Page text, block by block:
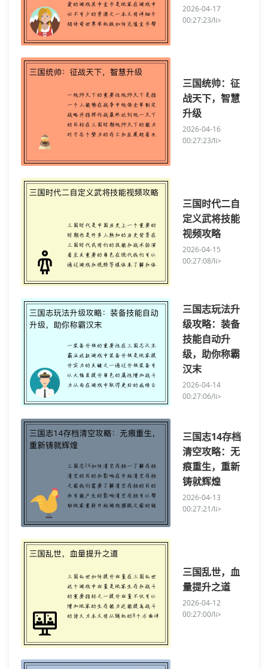
2026-04-17
00:27:23/li>
三国统帅：征
战天下，智慧
升级
2026-04-16
00:27:23/li>
三国时代二自
定义武将技能
视频攻略
2026-04-15
00:27:08/li>
三国志玩法升
级攻略：装备
技能自动升
级，助你称霸
汉末
2026-04-14
00:27:06/li>
三国志14存档
清空攻略：无
痕重生，重新
铸就辉煌
2026-04-13
00:27:21/li>
三国乱世，血
量提升之道
2026-04-12
00:27:00/li>